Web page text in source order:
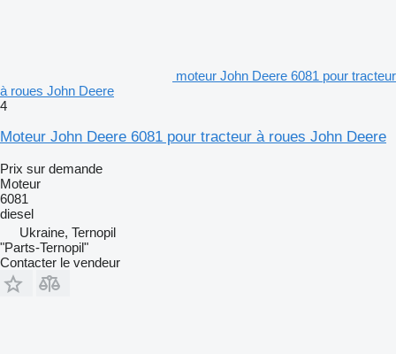
moteur John Deere 6081 pour tracteur
à roues John Deere
4
Moteur John Deere 6081 pour tracteur à roues John Deere
Prix sur demande
Moteur
6081
diesel
Ukraine, Ternopil
"Parts-Ternopil"
Contacter le vendeur